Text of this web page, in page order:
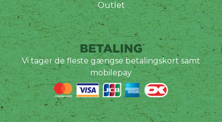
Outlet
BETALING
Vi tager de fleste gængse betalingskort samt
mobilepay